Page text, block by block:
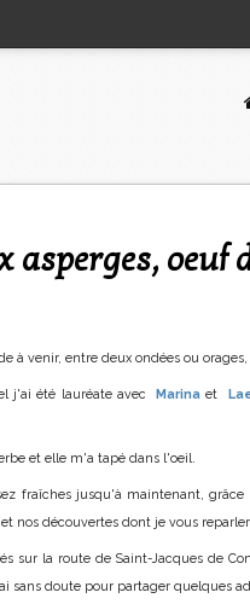
asperges,
à venir, entre deux ondées ou
j'ai été lauréate avec Marina et
et elle m'a tapé dans l'oeil.
fraîches jusqu'à maintenant,
nos découvertes dont je vous
sur la route de Saint-Jacques de
doute pour partager quelques